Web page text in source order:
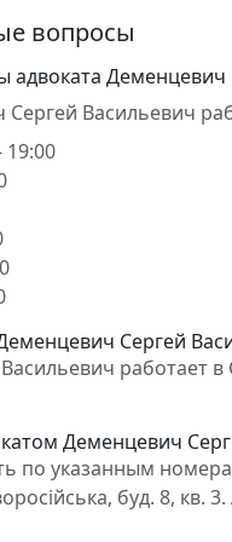
вопросы
адвоката Деменцевич
Васильевич
19:00
Сергей
работает в
Деменцевич
по указанным
буд. 8,